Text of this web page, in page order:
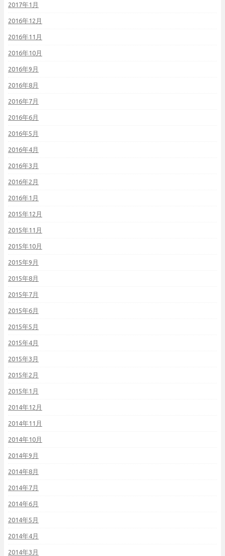
2017年1月
2016年12月
2016年11月
2016年10月
2016年9月
2016年8月
2016年7月
2016年6月
2016年5月
2016年4月
2016年3月
2016年2月
2016年1月
2015年12月
2015年11月
2015年10月
2015年9月
2015年8月
2015年7月
2015年6月
2015年5月
2015年4月
2015年3月
2015年2月
2015年1月
2014年12月
2014年11月
2014年10月
2014年9月
2014年8月
2014年7月
2014年6月
2014年5月
2014年4月
2014年3月